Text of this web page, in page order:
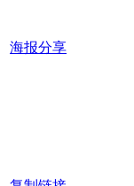
海报分享